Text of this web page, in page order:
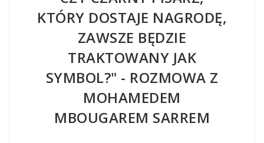
KTÓRY DOSTAJE NAGRODĘ,
ZAWSZE BĘDZIE
TRAKTOWANY JAK
SYMBOL?" - ROZMOWA Z
MOHAMEDEM
MBOUGAREM SARREM